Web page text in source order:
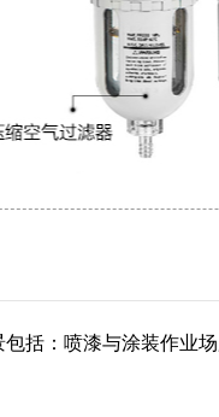
括：喷漆与涂装作业